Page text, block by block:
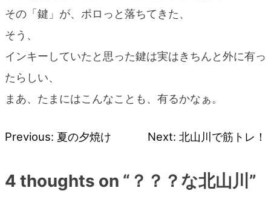
その「鍵」が、ポロっと落ちてきた、
そう、
インキーしていたと思った鍵は実はきちんと外に有っ
たらしい、
まあ、たまにはこんなことも、有るかなぁ。
投
稿
Previous: 夏の夕焼け Next: 北山川で筋トレ！
4 thoughts on “ ？？？な北山川 ”